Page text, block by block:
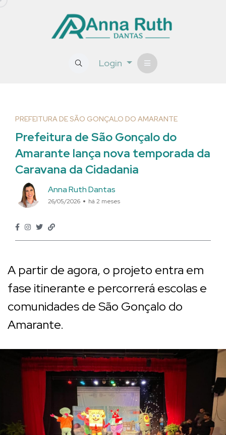
Login
PREFEITURA DE SÃO GONÇALO DO AMARANTE
Prefeitura de São Gonçalo do
Amarante lança nova temporada da
Caravana da Cidadania
Anna Ruth Dantas
26/05/2026 há 2 meses
A partir de agora, o projeto entra em
fase itinerante e percorrerá escolas e
comunidades de São Gonçalo do
Amarante.